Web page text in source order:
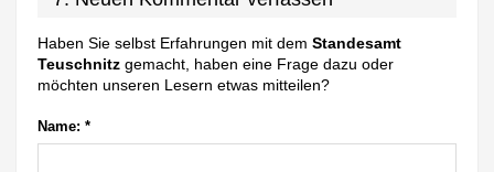
Haben Sie selbst Erfahrungen mit demStandesamt
Teuschnitz gemacht, haben eine Frage dazu oder
möchten unseren Lesern etwas mitteilen?
Name: *